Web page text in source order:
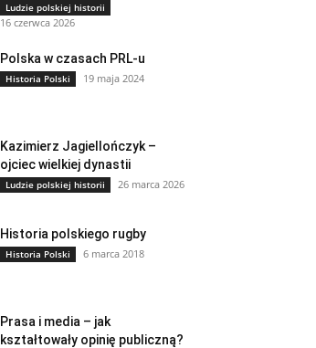
Ludzie polskiej historii
16 czerwca 2026
Polska w czasach PRL-u
Historia Polski 19 maja 2024
Kazimierz Jagiellończyk –
ojciec wielkiej dynastii
Ludzie polskiej historii 26 marca 2026
Historia polskiego rugby
Historia Polski 6 marca 2018
Prasa i media – jak
kształtowały opinię publiczną?